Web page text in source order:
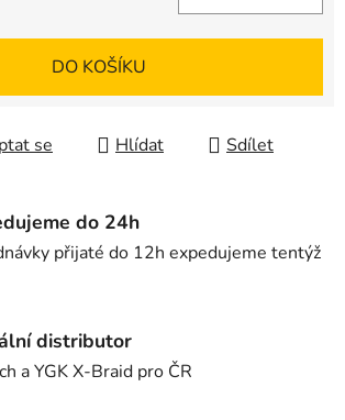
DO KOŠÍKU
se Hlídat Sdílet
do 24h
přijaté do 12h expedujeme tentýž
distributor
a YGK X-Braid pro ČR